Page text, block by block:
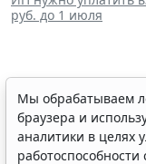
руб. до 1 июля
ФНС России
бизнесу о
Мы обрабатываем
браузера и
аналитики в целях
работоспособности